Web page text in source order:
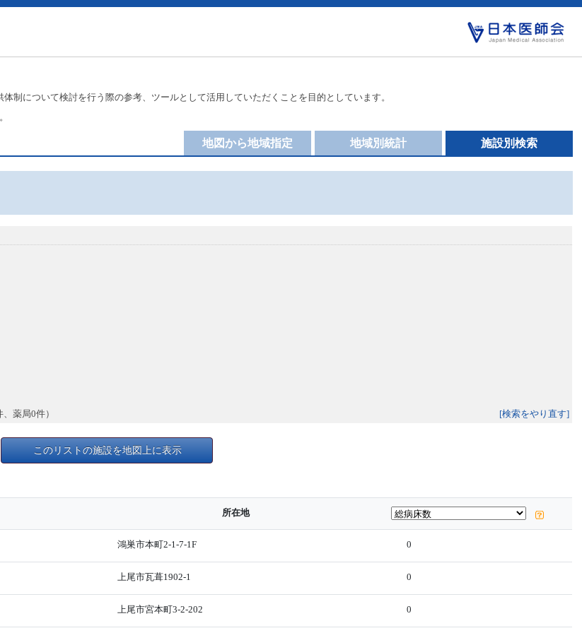
制について検討を行う際の参考、ツールとして活用していただくことを目的としています。
施設別検索
地域別統計
地図から地域指定
薬局0件） [検索をやり直す]
このリストの施設を地図上に表示
所在地
鴻巣市本町2-1-7-1F 0
上尾市瓦葺1902-1 0
上尾市宮本町3-2-202 0